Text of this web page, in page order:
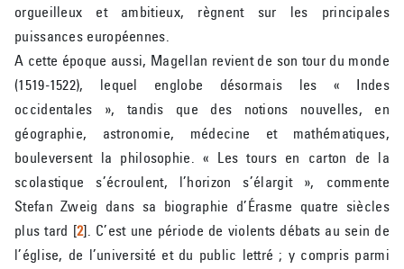
orgueilleux et ambitieux, règnent sur les principales
puissances européennes.
A cette époque aussi, Magellan revient de son tour du monde
(1519-1522), lequel englobe désormais les « Indes
occidentales », tandis que des notions nouvelles, en
géographie, astronomie, médecine et mathématiques,
bouleversent la philosophie. « Les tours en carton de la
scolastique s’écroulent, l’horizon s’élargit », commente
Stefan Zweig dans sa biographie d’Érasme quatre siècles
plus tard [2]. C’est une période de violents débats au sein de
l’église, de l’université et du public lettré ; y compris parmi